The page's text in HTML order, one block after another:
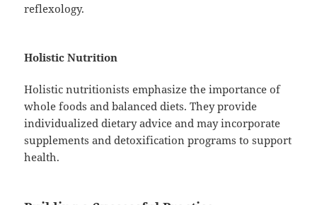
reflexology.
Holistic Nutrition
Holistic nutritionists emphasize the importance of
whole foods and balanced diets. They provide
individualized dietary advice and may incorporate
supplements and detoxification programs to support
health.